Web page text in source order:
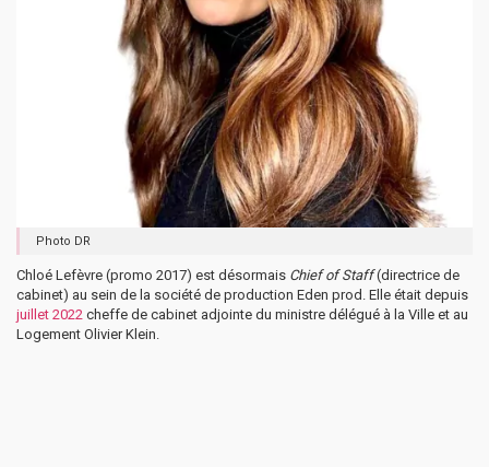
Photo DR
Chloé Lefèvre (promo 2017) est désormais Chief of Staff(directrice de
cabinet) au sein de la société de production Eden prod. Elle était depuis
juillet 2022 cheffe de cabinet adjointe du ministre délégué à la Ville et au
Logement Olivier Klein.